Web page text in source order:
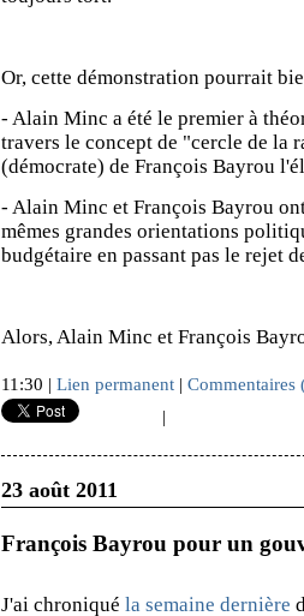
Or, cette démonstration pourrait
- Alain Minc a été le premier à
travers le concept de "cercle de la
(démocrate) de François Bayrou
- Alain Minc et François Bayrou
mêmes grandes orientations
budgétaire en passant pas le rejet
Alors, Alain Minc et François
11:30 | Lien permanent | Commentaires
|
23 août 2011
François Bayrou pour un
J'ai chroniqué la semaine dernière